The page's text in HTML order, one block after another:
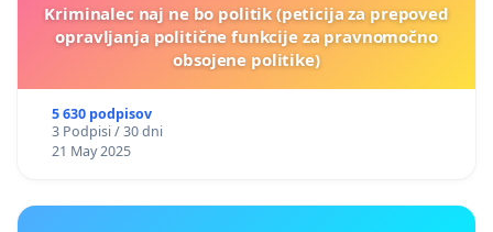
Kriminalec naj ne bo politik (peticija za prepoved
opravljanja politične funkcije za pravnomočno
obsojene politike)
5 630 podpisov
3 Podpisi / 30 dni
21 May 2025